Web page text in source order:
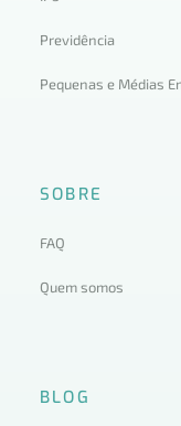
Previdência
Pequenas e Médias
SOBRE
FAQ
Quem somos
BLOG